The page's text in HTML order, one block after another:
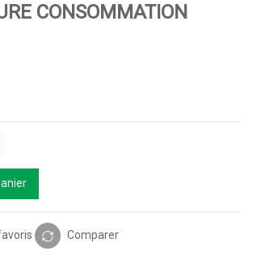
CONSOMMATION
Comparer